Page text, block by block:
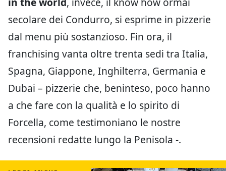
secolare dei Condurro, si esprime in pizzerie
dal menu più sostanzioso. Fin ora, il
franchising vanta oltre trenta sedi tra Italia,
Spagna, Giappone, Inghilterra, Germania e
Dubai – pizzerie che, beninteso, poco hanno
a che fare con la qualità e lo spirito di
Forcella, come testimoniano le nostre
recensioni redatte lungo la Penisola -.